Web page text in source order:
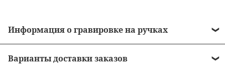
Информация о гравировке на ручках
Варианты доставки заказов